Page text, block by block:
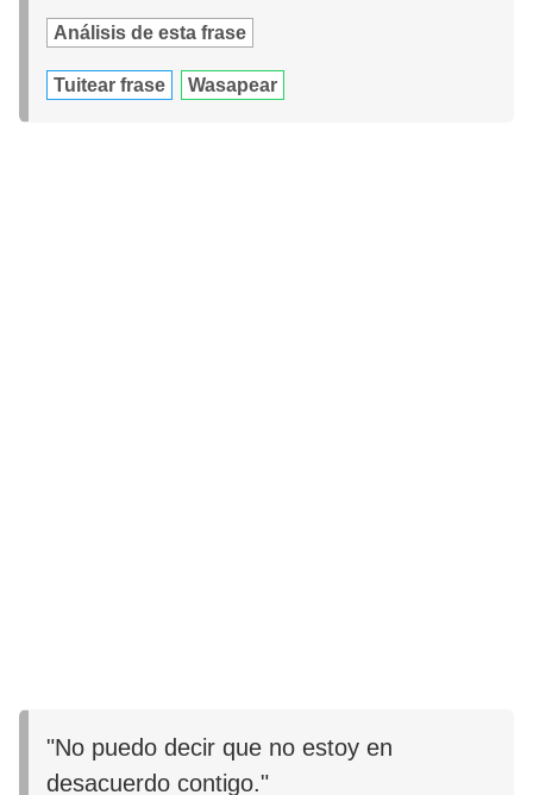
Análisis de esta frase
Tuitear frase Wasapear
"No puedo decir que no estoy en
desacuerdo contigo."